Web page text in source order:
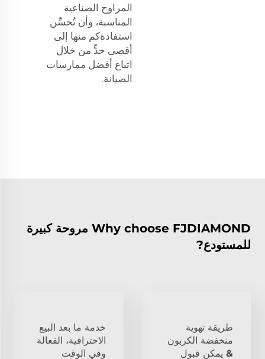
المراوح الصناعية
المناسبة، وأن تُحسِّن
استفادةكم منها إلى
أقصى حدٍّ من خلال
اتباع أفضل ممارسات
الصيانة.
Why choose FJDIAMOND مروحة كبيرة
للمستودع?
طريقة تهوية
منخفضة الكربون
& يمكن قبول
خدمة ما بعد البيع
الاحترافية، الفعالة
وفي الوقت